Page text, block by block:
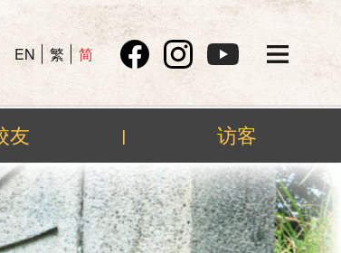
EN 繁 简
友 | 访客